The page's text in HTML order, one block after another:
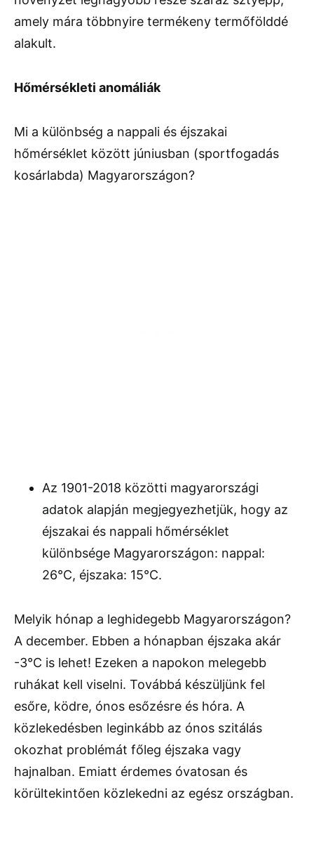
amely mára többnyire termékeny termőfölddé
alakult.
Hőmérsékleti anomáliák
Mi a különbség a nappali és éjszakai
hőmérséklet között júniusban (sportfogadás
kosárlabda) Magyarországon?
Az 1901-2018 közötti magyarországi
adatok alapján megjegyezhetjük, hogy az
éjszakai és nappali hőmérséklet
különbsége Magyarországon: nappal:
26℃, éjszaka: 15℃.
Melyik hónap a leghidegebb Magyarországon?
A december. Ebben a hónapban éjszaka akár
-3℃ is lehet! Ezeken a napokon melegebb
ruhákat kell viselni. Továbbá készüljünk fel
esőre, ködre, ónos esőzésre és hóra. A
közlekedésben leginkább az ónos szitálás
okozhat problémát főleg éjszaka vagy
hajnalban. Emiatt érdemes óvatosan és
körültekintően közlekedni az egész országban.